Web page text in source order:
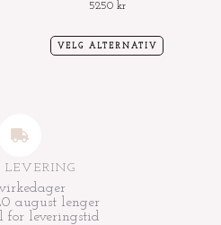
5250 kr
VELG ALTERNATIV
LEVERING
august lenger
for leveringstid